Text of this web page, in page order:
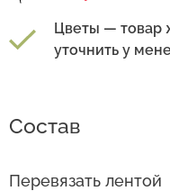
Цветы — товар
уточнить у
Состав
Перевязать лентой